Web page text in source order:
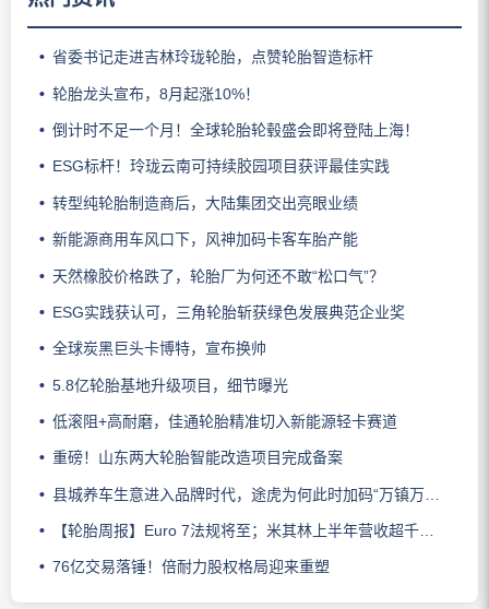
省委书记走进吉林玲珑轮胎，点赞轮胎智造标杆
轮胎龙头宣布，8月起涨10%！
倒计时不足一个月！全球轮胎轮毂盛会即将登陆上海！
ESG标杆！玲珑云南可持续胶园项目获评最佳实践
转型纯轮胎制造商后，大陆集团交出亮眼业绩
新能源商用车风口下，风神加码卡客车胎产能
天然橡胶价格跌了，轮胎厂为何还不敢“松口气”？
ESG实践获认可，三角轮胎斩获绿色发展典范企业奖
全球炭黑巨头卡博特，宣布换帅
5.8亿轮胎基地升级项目，细节曝光
低滚阻+高耐磨，佳通轮胎精准切入新能源轻卡赛道
重磅！山东两大轮胎智能改造项目完成备案
县城养车生意进入品牌时代，途虎为何此时加码“万镇万店”？
【轮胎周报】Euro 7法规将至；米其林上半年营收超千亿；倍耐力上半年盈利稳增；龙星炭黑斩获欧洲近万吨订单
76亿交易落锤！倍耐力股权格局迎来重塑